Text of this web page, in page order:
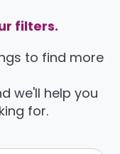
filters.
to find more
we'll help you
for.